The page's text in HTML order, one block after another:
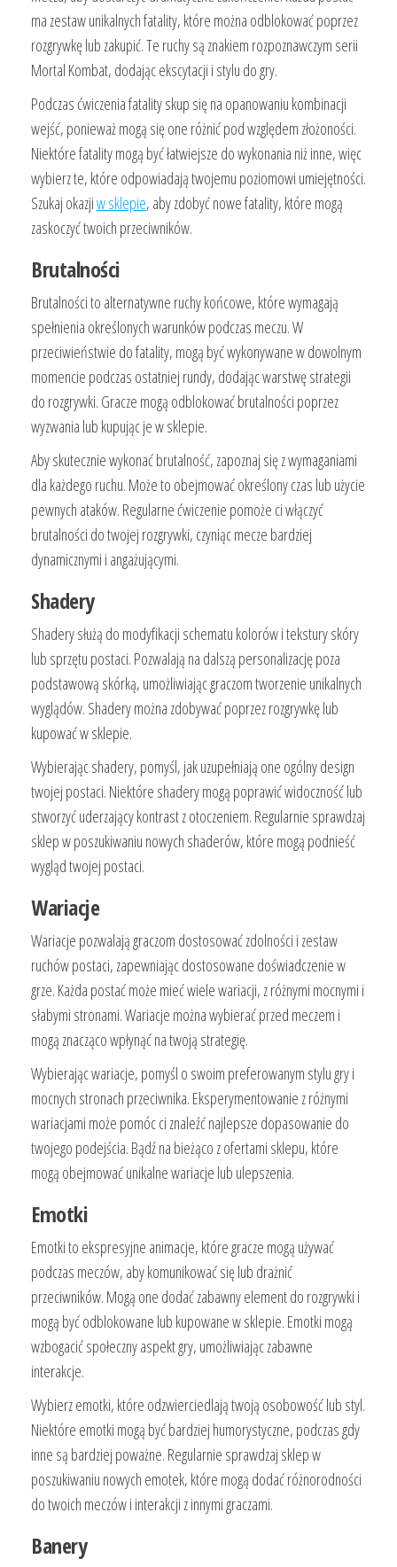
ma zestaw unikalnych fatality, które można odblokować poprzez
rozgrywkę lub zakupić. Te ruchy są znakiem rozpoznawczym serii
Mortal Kombat, dodając ekscytacji i stylu do gry.
Podczas ćwiczenia fatality skup się na opanowaniu kombinacji
wejść, ponieważ mogą się one różnić pod względem złożoności.
Niektóre fatality mogą być łatwiejsze do wykonania niż inne, więc
wybierz te, które odpowiadają twojemu poziomowi umiejętności.
Szukaj okazjiw sklepie, aby zdobyć nowe fatality, które mogą
zaskoczyć twoich przeciwników.
Brutalności
Brutalności to alternatywne ruchy końcowe, które wymagają
spełnienia określonych warunków podczas meczu. W
przeciwieństwie do fatality, mogą być wykonywane w dowolnym
momencie podczas ostatniej rundy, dodając warstwę strategii
do rozgrywki. Gracze mogą odblokować brutalności poprzez
wyzwania lub kupując je w sklepie.
Aby skutecznie wykonać brutalność, zapoznaj się z wymaganiami
dla każdego ruchu. Może to obejmować określony czas lub użycie
pewnych ataków. Regularne ćwiczenie pomoże ci włączyć
brutalności do twojej rozgrywki, czyniąc mecze bardziej
dynamicznymi i angażującymi.
Shadery
Shadery służą do modyfikacji schematu kolorów i tekstury skóry
lub sprzętu postaci. Pozwalają na dalszą personalizację poza
podstawową skórką, umożliwiając graczom tworzenie unikalnych
wyglądów. Shadery można zdobywać poprzez rozgrywkę lub
kupować w sklepie.
Wybierając shadery, pomyśl, jak uzupełniają one ogólny design
twojej postaci. Niektóre shadery mogą poprawić widoczność lub
stworzyć uderzający kontrast z otoczeniem. Regularnie sprawdzaj
sklep w poszukiwaniu nowych shaderów, które mogą podnieść
wygląd twojej postaci.
Wariacje
Wariacje pozwalają graczom dostosować zdolności i zestaw
ruchów postaci, zapewniając dostosowane doświadczenie w
grze. Każda postać może mieć wiele wariacji, z różnymi mocnymi i
słabymi stronami. Wariacje można wybierać przed meczem i
mogą znacząco wpłynąć na twoją strategię.
Wybierając wariacje, pomyśl o swoim preferowanym stylu gry i
mocnych stronach przeciwnika. Eksperymentowanie z różnymi
wariacjami może pomóc ci znaleźć najlepsze dopasowanie do
twojego podejścia. Bądź na bieżąco z ofertami sklepu, które
mogą obejmować unikalne wariacje lub ulepszenia.
Emotki
Emotki to ekspresyjne animacje, które gracze mogą używać
podczas meczów, aby komunikować się lub drażnić
przeciwników. Mogą one dodać zabawny element do rozgrywki i
mogą być odblokowane lub kupowane w sklepie. Emotki mogą
wzbogacić społeczny aspekt gry, umożliwiając zabawne
interakcje.
Wybierz emotki, które odzwierciedlają twoją osobowość lub styl.
Niektóre emotki mogą być bardziej humorystyczne, podczas gdy
inne są bardziej poważne. Regularnie sprawdzaj sklep w
poszukiwaniu nowych emotek, które mogą dodać różnorodności
do twoich meczów i interakcji z innymi graczami.
Banery